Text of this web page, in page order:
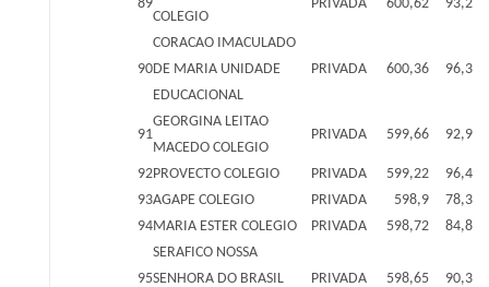
89
COLEGIO
PRIVADA 600,62 93,2
90
CORACAO IMACULADO
DE MARIA UNIDADE
EDUCACIONAL
PRIVADA 600,36 96,3
91
GEORGINA LEITAO
MACEDO COLEGIO
PRIVADA 599,66 92,9
92PROVECTO COLEGIO PRIVADA 599,22
96,4
93AGAPE COLEGIO PRIVADA 598,9
78,3
94MARIA ESTER COLEGIO PRIVADA 598,72 84,8
95
SERAFICO NOSSA
SENHORA DO BRASIL
PRIVADA 598,65 90,3